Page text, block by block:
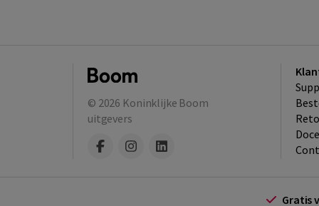
© 2026 Koninklijke Boom
uitgevers
Gratis